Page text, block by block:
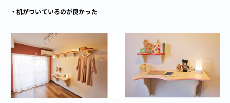
・机がついているのが良かった